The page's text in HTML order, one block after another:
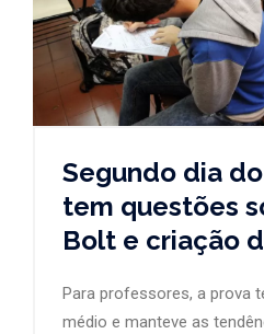
Segundo dia
tem questões
Bolt e criação
Para professores, a prova
médio e manteve as